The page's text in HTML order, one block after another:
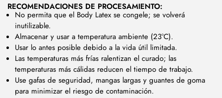
RECOMENDACIONES DE PROCESAMIENTO:
No permita que el Body Latex se congele; se volverá
inutilizable.
Almacenar y usar a temperatura ambiente (23°C).
Usar lo antes posible debido a la vida útil limitada.
Las temperaturas más frías ralentizan el curado; las
temperaturas más cálidas reducen el tiempo de trabajo.
Use gafas de seguridad, mangas largas y guantes de goma
para minimizar el riesgo de contaminación.